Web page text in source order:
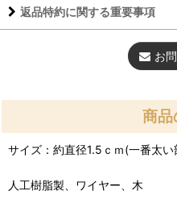
返品特約に関する重要事項
お
商品
サイズ：約直径1.5ｃｍ(一番太
人工樹脂製、ワイヤー、木